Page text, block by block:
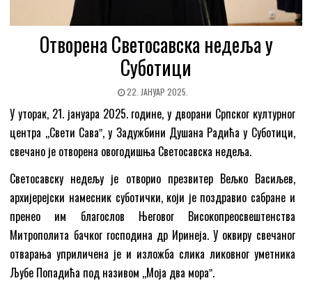
Отворена Светосавска недеља у
Суботици
22. ЈАНУАР 2025.
У уторак, 21. јануара 2025. године, у дворани Српског културног
центра ,,Свети Саваˮ, у Задужбини Душана Радића у Суботици,
свечано је отворена овогодишња Светосавска недеља.
Светосавску недељу је отворио презвитер Вељко Васиљев,
архијерејски намесник суботички, који је поздравио сабране и
пренео им благослов Његовог Високопреосвештенства
Митрополита бачког господина др Иринеја. У оквиру свечаног
отварања уприличена је и изложба слика ликовног уметника
Љубе Попадића под називом ,,Моја два мораˮ.